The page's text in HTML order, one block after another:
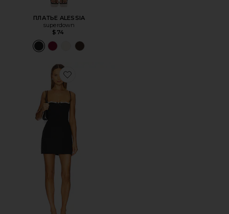
ПЛАТЬЕ ALESSIA
superdown
$74
Favorite ПЛАТЬЕ BRESLYN